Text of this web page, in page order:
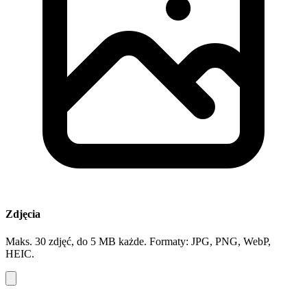
Zdjęcia
Maks. 30 zdjęć, do 5 MB każde. Formaty: JPG, PNG, WebP,
HEIC.